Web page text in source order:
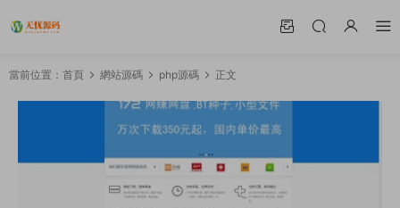
當前位置： 首頁 網站源碼 php源碼 正文